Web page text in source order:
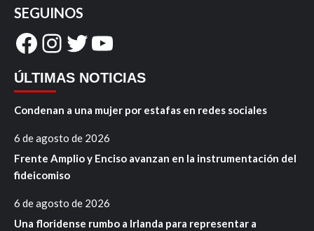
SEGUINOS
Facebook
Instagram
Twitter
YouTube
ÚLTIMAS NOTICIAS
Condenan a una mujer por estafas en redes sociales
6 de agosto de 2026
Frente Amplio y Enciso avanzan en la instrumentación del
fideicomiso
6 de agosto de 2026
Una floridense rumbo a Irlanda para representar a